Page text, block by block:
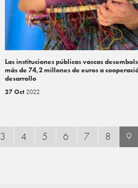
Las instituciones públicas vascas
más de 74,2 millones de euros a
desarrollo
27 Oct 2022
3 4 5 6 7 8 9